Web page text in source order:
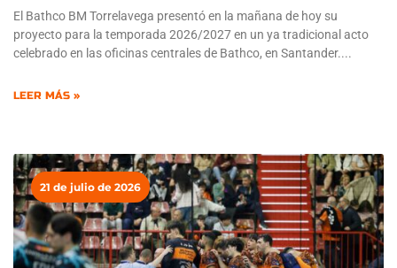
El Bathco BM Torrelavega presentó en la mañana de hoy su
proyecto para la temporada 2026/2027 en un ya tradicional acto
celebrado en las oficinas centrales de Bathco, en Santander.
LEER MÁS »
21 de julio de 2026